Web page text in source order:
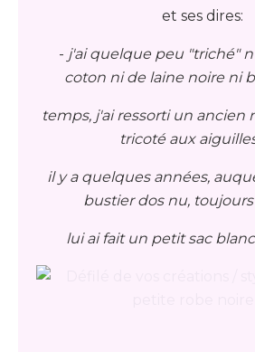
et ses dires:
- j'ai quelque peu "triché"
coton ni de laine noire ni
temps, j'ai ressorti un ancien
tricoté aux
il y a quelques années,
bustier dos nu,
lui ai fait un petit sac blanc